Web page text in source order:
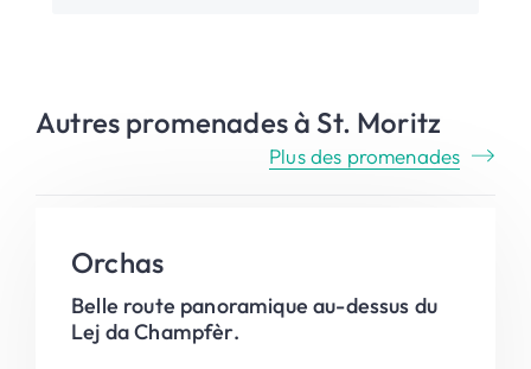
Autres promenades à St. Moritz
Plus des promenades
Orchas
Belle route panoramique au-dessus du
Lej da Champfèr.